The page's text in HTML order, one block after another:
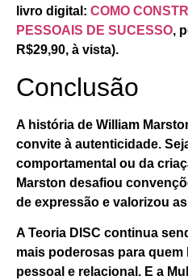
livro digital: COMO
PESSOAIS DE SUCESSO,
R$29,90, à vista).
Conclusão
A história de William
convite à autenticidade.
comportamental ou da
Marston desafiou
de expressão e valorizou
A Teoria DISC continua
mais poderosas para
pessoal e relacional. E a